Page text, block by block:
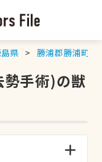
県 勝浦郡勝浦町
手術)の獣